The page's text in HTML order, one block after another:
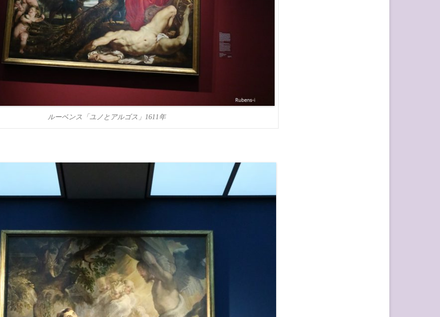
ルーベンス「ユノとアルゴス」1611年